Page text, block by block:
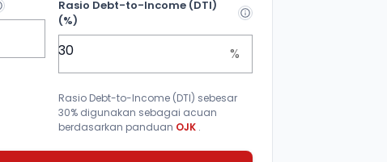
Rasio Debt-to-Income (DTI)
(%)
%
Rasio Debt-to-Income (DTI) sebesar
30% digunakan sebagai acuan
berdasarkan panduan OJK .